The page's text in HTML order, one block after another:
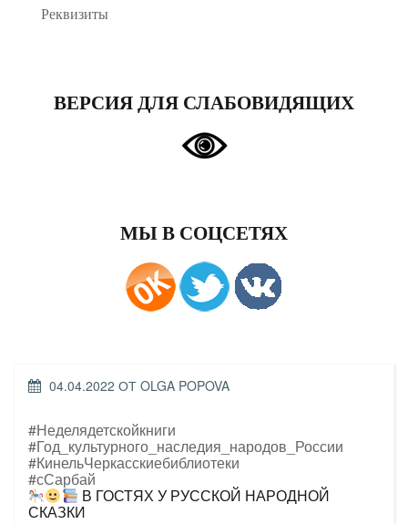
Реквизиты
ВЕРСИЯ ДЛЯ СЛАБОВИДЯЩИХ
МЫ В СОЦСЕТЯХ
ОПУБЛИКОВАНО
04.04.2022 ОТ OLGA POPOVA
#Неделядетскойкниги
#Год_культурного_наследия_народов_России
#КинельЧеркасскиебиблиотеки
#сСарбай
В ГОСТЯХ У РУССКОЙ НАРОДНОЙ
СКАЗКИ